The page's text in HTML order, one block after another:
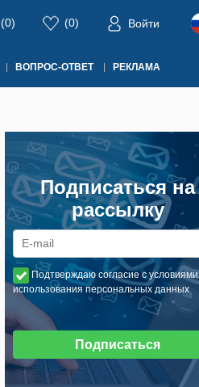
(0) (0) Войти
ВОПРОС-ОТВЕТ РЕКЛАМА
Подписаться на
рассылку
Подтверждаю согласие с условиями
использования персональных данных
Подписаться